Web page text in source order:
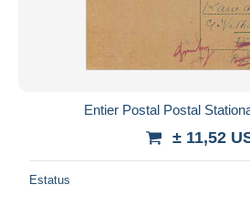
Entier Postal Postal
± 11,52
Estatus